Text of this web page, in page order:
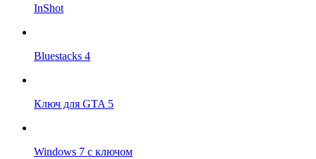
InShot
Bluestacks 4
Ключ для GTA 5
Windows 7 с ключом